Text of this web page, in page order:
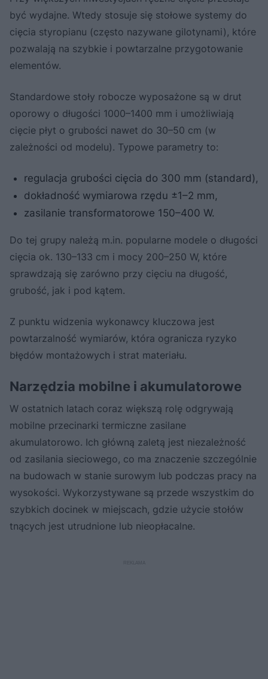
być wydajne. Wtedy stosuje się stołowe systemy do
cięcia styropianu (często nazywane gilotynami), które
pozwalają na szybkie i powtarzalne przygotowanie
elementów.
Standardowe stoły robocze wyposażone są w drut
oporowy o długości 1000–1400 mm i umożliwiają
cięcie płyt o grubości nawet do 30–50 cm (w
zależności od modelu). Typowe parametry to:
regulacja grubości cięcia do 300 mm (standard),
dokładność wymiarowa rzędu ±1–2 mm,
zasilanie transformatorowe 150–400 W.
Do tej grupy należą m.in. popularne modele o długości
cięcia ok. 130–133 cm i mocy 200–250 W, które
sprawdzają się zarówno przy cięciu na długość,
grubość, jak i pod kątem.
Z punktu widzenia wykonawcy kluczowa jest
powtarzalność wymiarów, która ogranicza ryzyko
błędów montażowych i strat materiału.
Narzędzia mobilne i akumulatorowe
W ostatnich latach coraz większą rolę odgrywają
mobilne przecinarki termiczne zasilane
akumulatorowo. Ich główną zaletą jest niezależność
od zasilania sieciowego, co ma znaczenie szczególnie
na budowach w stanie surowym lub podczas pracy na
wysokości. Wykorzystywane są przede wszystkim do
szybkich docinek w miejscach, gdzie użycie stołów
tnących jest utrudnione lub nieopłacalne.